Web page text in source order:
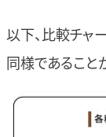
以下、比較チャ
同様であること